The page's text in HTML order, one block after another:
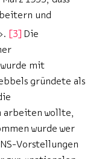
und
3
Die
mit
gründete als
arbeiten wollte,
wurde wer
Vorstellungen